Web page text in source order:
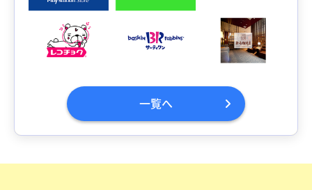
一覧へ